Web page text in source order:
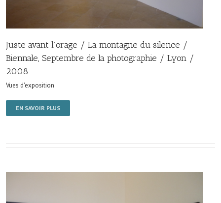
Juste avant l’orage / La montagne du silence /
Biennale, Septembre de la photographie / Lyon /
2008
Vues d'exposition
EN SAVOIR PLUS